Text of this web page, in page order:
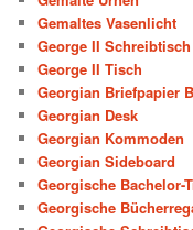
Gemaltes Vasenlicht
George II Schreibtisch
George II Tisch
Georgian Briefpapier
Georgian Desk
Georgian Kommoden
Georgian Sideboard
Georgische Bachelor-
Georgische